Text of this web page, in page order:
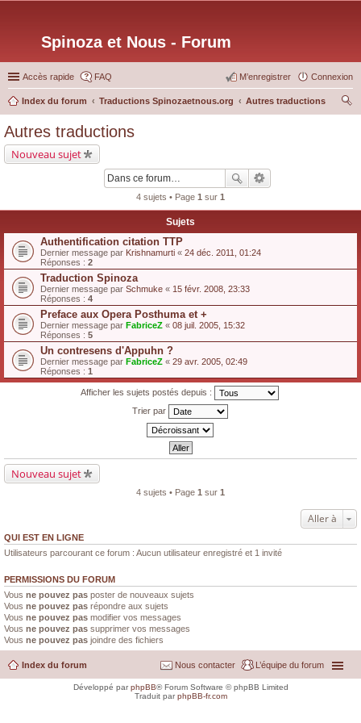
Spinoza et Nous - Forum
Accès rapide FAQ Connexion
M’enregistrer
Index du forum Traductions Spinozaetnous.org
Autres traductions
Autres traductions
Nouveau sujet
4 sujets • Page 1 sur 1
Sujets
Authentification citation TTP
Dernier message par Krishnamurti « 24 déc. 2011, 01:24
Réponses : 2
Traduction Spinoza
Dernier message par Schmuke « 15 févr. 2008, 23:33
Réponses : 4
Preface aux Opera Posthuma et +
Dernier message par FabriceZ « 08 juil. 2005, 15:32
Réponses : 5
Un contresens d'Appuhn ?
Dernier message par FabriceZ « 29 avr. 2005, 02:49
Réponses : 1
Afficher les sujets postés depuis :
Trier par
Nouveau sujet
4 sujets • Page 1 sur 1
Aller à
QUI EST EN LIGNE
Utilisateurs parcourant ce forum : Aucun utilisateur enregistré et 1 invité
PERMISSIONS DU FORUM
Vous ne pouvez pas poster de nouveaux sujets
Vous ne pouvez pas répondre aux sujets
Vous ne pouvez pas modifier vos messages
Vous ne pouvez pas supprimer vos messages
Vous ne pouvez pas joindre des fichiers
Index du forum L’équipe du forum
Nous contacter
Développé parphpBB® Forum Software © phpBB Limited
Traduit parphpBB-fr.com